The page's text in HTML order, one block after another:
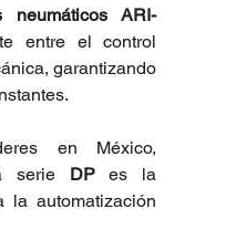
neumáticos ARI-
entre el control
garantizando
en México,
serie DP es la
la automatización